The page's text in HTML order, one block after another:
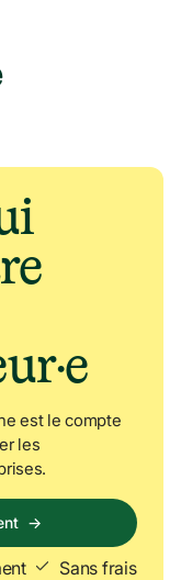
est le compte
les
→
Sans frais